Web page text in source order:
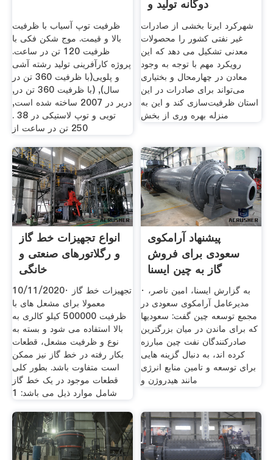
ظرفیت توپ آسیاب با ظرفیت
بالا و قیمت. موج شکن فکی با
ظرفیت 120 تن در ساعت.
پروژه کارآفرینی تولید رشته آشی
و پلویی(با ظرفیت 360 تن در
سال), (با ظرفیت 360 تن در,
دریر در 2007 ساخته شده است,
تویی و توپ لاستیکی در 38 .
250 تن در ساعت از
دوگانه تولید و
شهرکرد ایرنا بخشی از صادرات
غیر نفتی کشور را محصولات
معدنی تشکیل می دهد که این
رویکرد مهم با توجه به وجود
معادن در چهارمحال و بختیاری
می‌تواند برای صادرات در این
استان ظرفیت‌سازی کند و این به
منزله بهره وری از بخش
انواع تجهیزات خط گاز
و رگلاتورهای صنعتی و
خانگی
10/11/2020· تجهیزات خط گاز
معمولا برای مشعل های با
ظرفیت 500000 کیلو کالری به
بالا استفاده می شود و بسته به
نوع و ظرفیت مشعل، قطعات
بکار رفته در خط گاز نیز ممکن
است متفاوت باشد. بطور کلی
قطعات موجود در یک خط گاز
شامل موارد ذیل می باشد: 1
پیشنهاد آرامکوی
سعودی برای فروش
گاز به چین ایسنا
· به گزارش ایسنا، امین ناصر،
مدیرعامل آرامکوی سعودی در
مجمع توسعه چین گفت: سعودیها
که برای ماندن در میان بزرگترین
صادرکنندگان نفت چین مبارزه
کرده اند، به دنبال گزینه هایی
برای توسعه و تامین منابع انرژی
مانند هیدروژن و